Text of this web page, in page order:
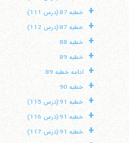
+ خطبه 87 (درس 111)
+ خطبه 87 (درس 112)
+ خطبه 88
+ خطبه 89
+ ادامه خطبه 89
+ خطبه 90
+ خطبه 91 (درس 115)
+ خطبه 91 (درس 116)
+ خطبه 91 (درس 117)